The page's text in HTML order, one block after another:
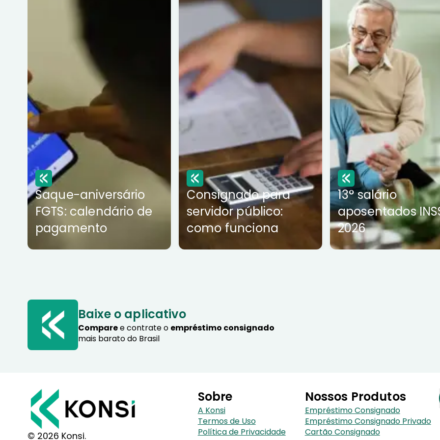
Saque-aniversário
FGTS: calendário de
pagamento
Consignado para
servidor público:
como funciona
13° salário
aposentados
2026
Baixe o aplicativo
Comparee contrate o empréstimo consignado
mais barato do Brasil
© 2026 Konsi.
Sobre
A Konsi
Termos de Uso
Política de Privacidade
Nossos Produtos
Empréstimo Consignado
Empréstimo Consignado Privado
Cartão Consignado